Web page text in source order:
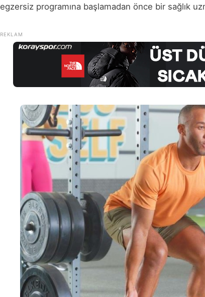
egzersiz programına başlamadan önce bir sağlık